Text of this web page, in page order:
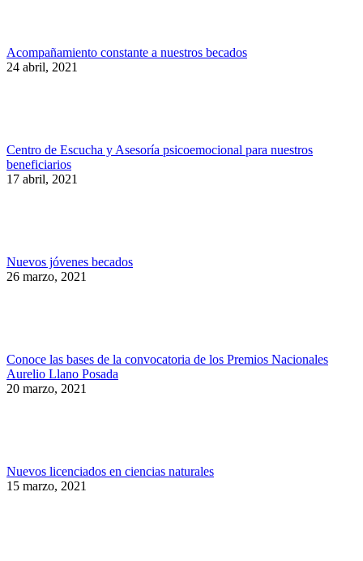
Acompañamiento constante a nuestros becados
24 abril, 2021
Centro de Escucha y Asesoría psicoemocional para nuestros
beneficiarios
17 abril, 2021
Nuevos jóvenes becados
26 marzo, 2021
Conoce las bases de la convocatoria de los Premios Nacionales
Aurelio Llano Posada
20 marzo, 2021
Nuevos licenciados en ciencias naturales
15 marzo, 2021